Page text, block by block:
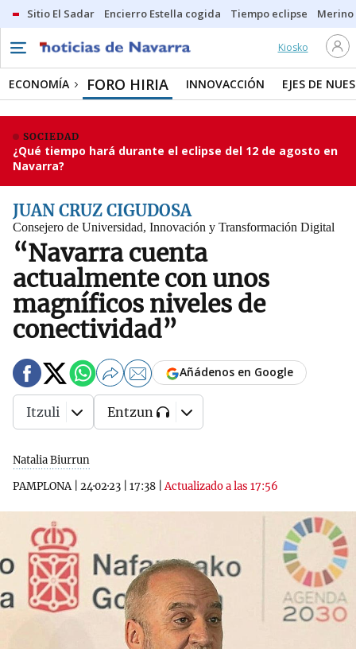
Sitio El Sadar Encierro Estella cogida Tiempo eclipse
Kiosko
ECONOMÍA FORO HIRIA INNOVACCIÓN EJES DE
SOCIEDAD
¿Qué tiempo hará durante el eclipse del 12 de agosto en
Navarra?
JUAN CRUZ CIGUDOSA
Consejero de Universidad, Innovación y Transformación Digital
“Navarra cuenta
actualmente con unos
magníficos niveles de
conectividad”
Natalia Biurrun
PAMPLONA| 24·02·23 17:38 |Actualizado a las 17:56
Añádenos en Google
Itzuli Entzun